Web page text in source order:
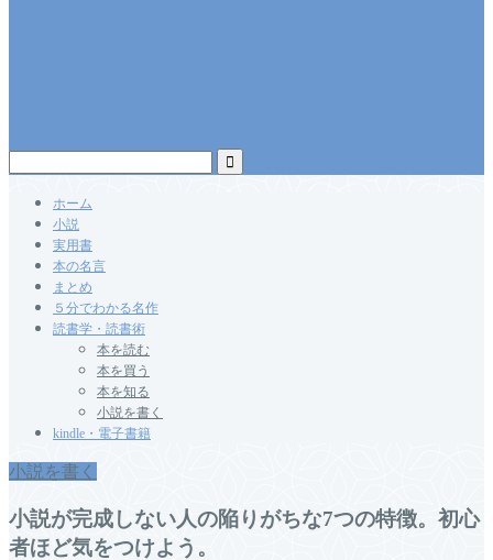
ホーム
小説
実用書
本の名言
まとめ
５分でわかる名作
読書学・読書術
本を読む
本を買う
本を知る
小説を書く
kindle・電子書籍
小説を書く
小説が完成しない人の陥りがちな7つの特徴。初心
者ほど気をつけよう。